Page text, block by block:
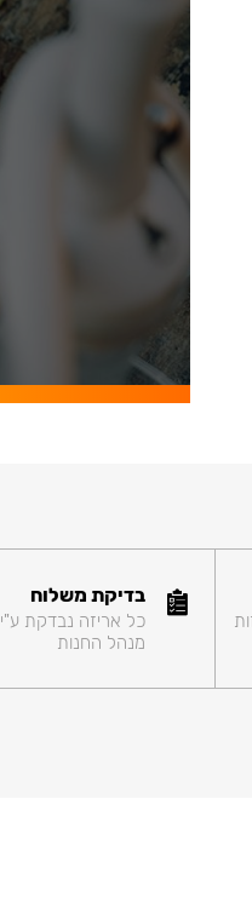
בדיקת משלוח
כל אריזה נבדקת ע"י
מנהל החנות